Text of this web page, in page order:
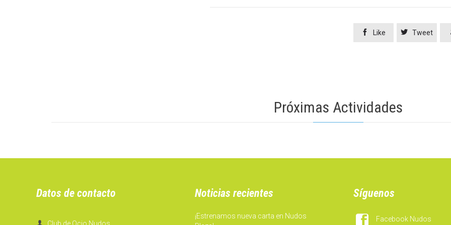
 Like  Tweet
Próximas Actividades
Datos de contacto

Noticias recientes
¡Estrenamos nueva carta en Nudos
Síguenos
 Facebook Nudos